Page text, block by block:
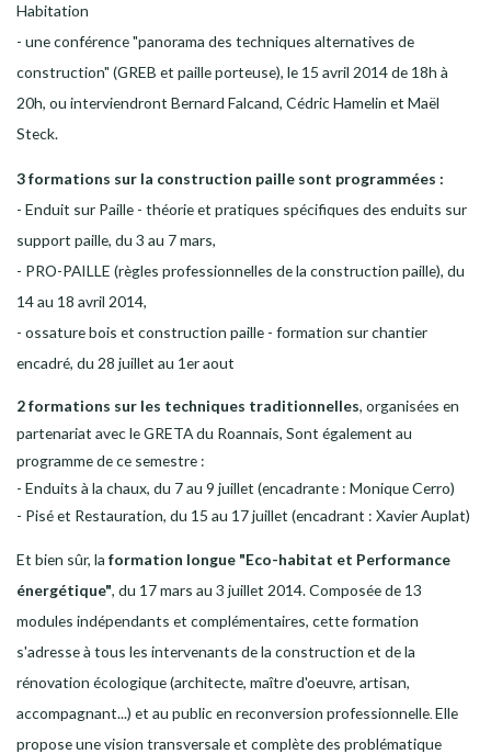
Habitation
- une conférence "panorama des techniques alternatives de
construction" (GREB et paille porteuse), le 15 avril 2014 de 18h à
20h, ou interviendront Bernard Falcand, Cédric Hamelin et Maël
Steck.
3 formations sur la construction paille sont programmées :
- Enduit sur Paille - théorie et pratiques spécifiques des enduits sur
support paille, du 3 au 7 mars,
- PRO-PAILLE (règles professionnelles de la construction paille), du
14 au 18 avril 2014,
- ossature bois et construction paille - formation sur chantier
encadré, du 28 juillet au 1er aout
2 formations sur les techniques traditionnelles, organisées en
partenariat avec le GRETA du Roannais, Sont également au
programme de ce semestre :
- Enduits à la chaux, du 7 au 9 juillet (encadrante : Monique Cerro)
- Pisé et Restauration, du 15 au 17 juillet (encadrant : Xavier Auplat)
Et bien sûr, la formation longue "Eco-habitat et Performance
énergétique", du 17 mars au 3 juillet 2014. Composée de 13
modules indépendants et complémentaires, cette formation
s'adresse à tous les intervenants de la construction et de la
rénovation écologique (architecte, maître d'oeuvre, artisan,
accompagnant...) et au public en reconversion professionnelle. Elle
propose unevision transversale et complète des problématique